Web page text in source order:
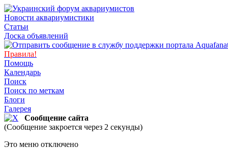
Новости аквариумистики
Статьи
Доска объявлений
Правила!
Помощь
Календарь
Поиск
Поиск по меткам
Блоги
Галерея
Сообщение сайта
(Сообщение закроется через 2 секунды)
Это меню отключено